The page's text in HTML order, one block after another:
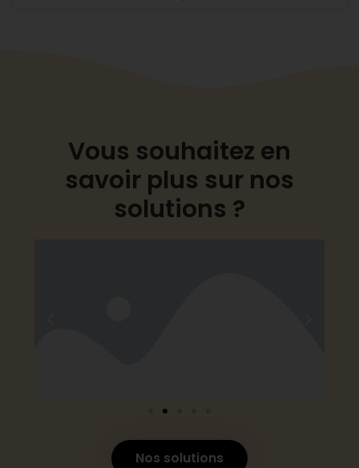
Vous souhaitez en
savoir plus sur nos
solutions ?
Nos solutions